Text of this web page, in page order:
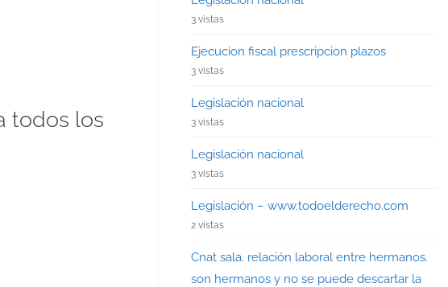
todos los
3 vistas
Ejecucion fiscal prescripcion plazos
3 vistas
Legislación nacional
3 vistas
Legislación nacional
3 vistas
Legislación – www.todoelderecho.com
2 vistas
Cnat sala. relación laboral entre hermanos.
son hermanos y no se puede descartar la